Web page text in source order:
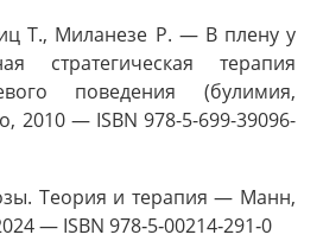
Т., Миланезе Р. — В плену у
стратегическая терапия
поведения (булимия,
2010 — ISBN 978-5-699-39096-
Теория и терапия — Манн,
— ISBN 978‑5‑00214‑291‑0